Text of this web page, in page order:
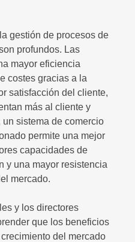
gestión de procesos de
profundos. Las
mayor eficiencia
costes gracias a la
satisfacción del cliente,
más al cliente y
un sistema de comercio
permite una mejor
capacidades de
y una mayor resistencia
mercado.
y los directores
que los beneficios
del mercado